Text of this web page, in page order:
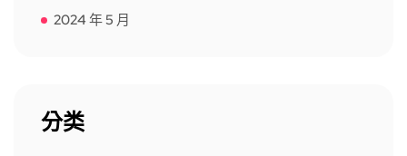
2024 年 5 月
分类